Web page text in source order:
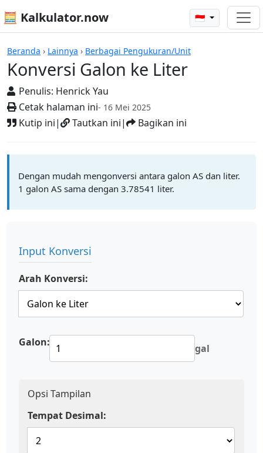
🧮 Kalkulator.now 🇮🇩
Beranda › Lainnya › Berbagai Pengukuran/Unit
Konversi Galon ke Liter
Penulis: Henrick Yau
Cetak halaman ini- 16 Mei 2025
Kutip ini| Tautkan ini| Bagikan ini
Kalkulator-kalkulator
Dengan mudah mengonversi antara galon AS dan liter.
1 galon AS sama dengan 3.78541 liter.
Input Konversi
Arah Konversi:
Galon: gal
Opsi Tampilan
Tempat Desimal: